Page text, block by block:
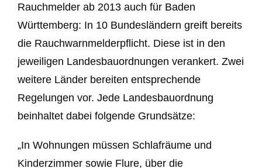
Rauchmelder ab 2013 auch für Baden
Württemberg: In 10 Bundesländern greift bereits
die Rauchwarnmelderpflicht. Diese ist in den
jeweiligen Landesbauordnungen verankert. Zwei
weitere Länder bereiten entsprechende
Regelungen vor. Jede Landesbauordnung
beinhaltet dabei folgende Grundsätze:
„In Wohnungen müssen Schlafräume und
Kinderzimmer sowie Flure, über die